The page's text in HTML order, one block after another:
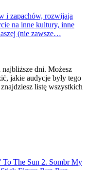
i zapachów, rozwijają
na inne kultury, inne
(nie zawsze…
najbliższe dni. Możesz
jakie audycje były tego
listę wszystkich
The Sun 2. Sombr My